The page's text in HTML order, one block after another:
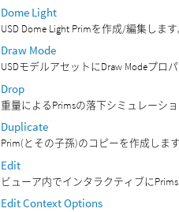
Dome Light
USD Dome Light Primを作成/編集しま
Draw Mode
USDモデルアセットにDraw Modeプロ
Drop
重量によるPrimsの落下シミュレーショ
Duplicate
Prim(とその子孫)のコピーを作成します
Edit
ビューア内でインタラクティブに
Edit Context Options